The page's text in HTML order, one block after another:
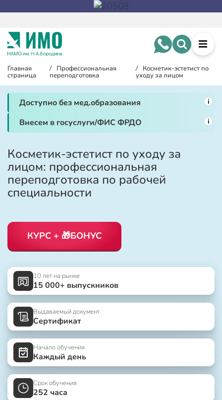
Главная
страница
/ Профессиональная
переподготовка
/ Косметик-эстетист по
уходу за лицом
Доступно без мед.образования i
Внесем в госуслуги/ФИС ФРДО i
Косметик-эстетист по уходу за
лицом: профессиональная
переподготовка по рабочей
специальности
КУРС + 🎁БОНУС
10 лет на рынке
15 000+ выпускников
Выдаваемый документ
Сертификат
Начало обучения
Каждый день
Срок обучения
252 часа